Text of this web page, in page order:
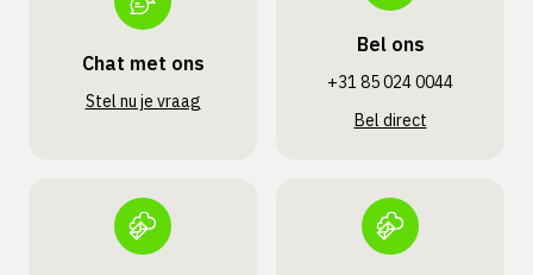
Chat met ons
Stel nu je vraag
Bel ons
+31 85 024 0044
Bel direct